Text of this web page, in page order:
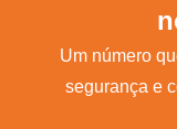
Um número
segurança e